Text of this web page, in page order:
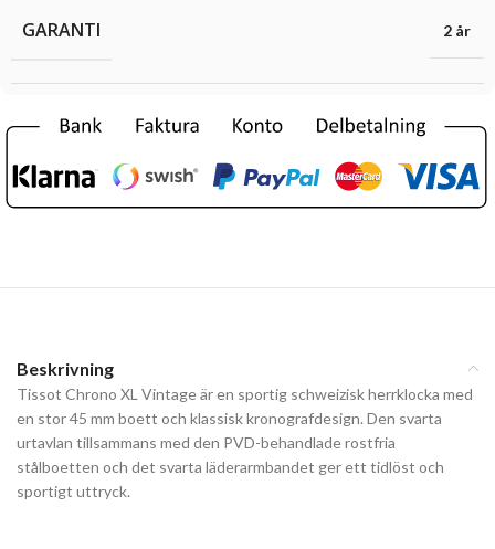
GARANTI 2 år
Beskrivning
Tissot Chrono XL Vintage är en sportig schweizisk herrklocka med
en stor 45 mm boett och klassisk kronografdesign. Den svarta
urtavlan tillsammans med den PVD-behandlade rostfria
stålboetten och det svarta läderarmbandet ger ett tidlöst och
sportigt uttryck.